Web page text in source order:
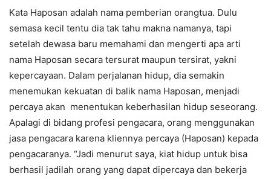
Kata Haposan adalah nama pemberian orangtua. Dulu
semasa kecil tentu dia tak tahu makna namanya, tapi
setelah dewasa baru memahami dan mengerti apa arti
nama Haposan secara tersurat maupun tersirat, yakni
kepercayaan. Dalam perjalanan hidup, dia semakin
menemukan kekuatan di balik nama Haposan, menjadi
percaya akan menentukan keberhasilan hidup seseorang.
Apalagi di bidang profesi pengacara, orang menggunakan
jasa pengacara karena kliennya percaya (Haposan) kepada
pengacaranya. “Jadi menurut saya, kiat hidup untuk bisa
berhasil jadilah orang yang dapat dipercaya dan bekerja